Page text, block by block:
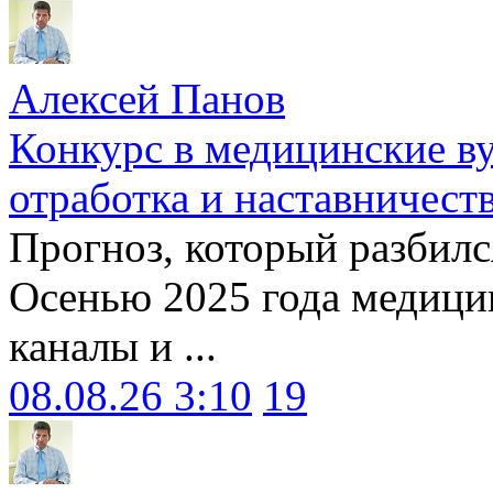
Алексей Панов
Конкурс в медицинские
отработка и
Прогноз, который
Осенью 2025 года
каналы и ...
08.08.26 3:10 19